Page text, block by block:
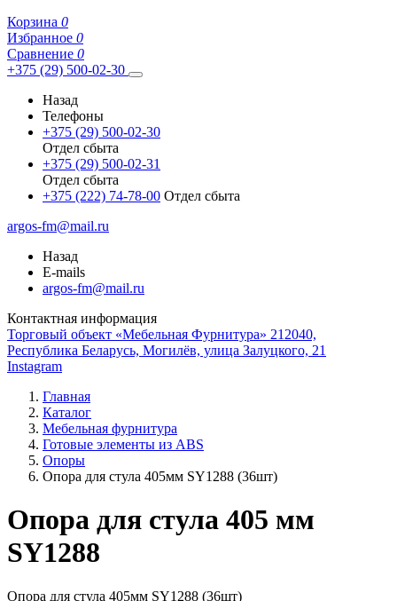
Корзина 0
Избранное 0
Сравнение 0
+375 (29) 500-02-30
Назад
Телефоны
+375 (29) 500-02-30
Отдел сбыта
+375 (29) 500-02-31
Отдел сбыта
+375 (222) 74-78-00 Отдел сбыта
argos-fm@mail.ru
Назад
E-mails
argos-fm@mail.ru
Контактная информация
Торговый объект «Мебельная Фурнитура» 212040,
Республика Беларусь, Могилёв, улица Залуцкого, 21
Instagram
Главная
Каталог
Мебельная фурнитура
Готовые элементы из ABS
Опоры
Опора для стула 405мм SY1288 (36шт)
Опора для стула 405 мм
SY1288
Опора для стула 405мм SY1288 (36шт)